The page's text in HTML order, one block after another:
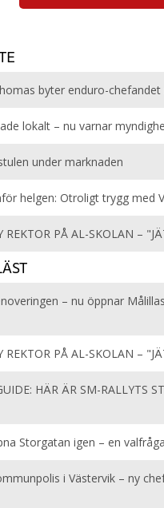
byter enduro-
lokalt – nu varnar
under marknaden
helgen: Otroligt trygg med
REKTOR PÅ AL-SKOLAN –
– nu öppnar
REKTOR PÅ AL-SKOLAN –
HÄR ÄR SM-RALLYTS
Storgatan igen – en
i Västervik – ny